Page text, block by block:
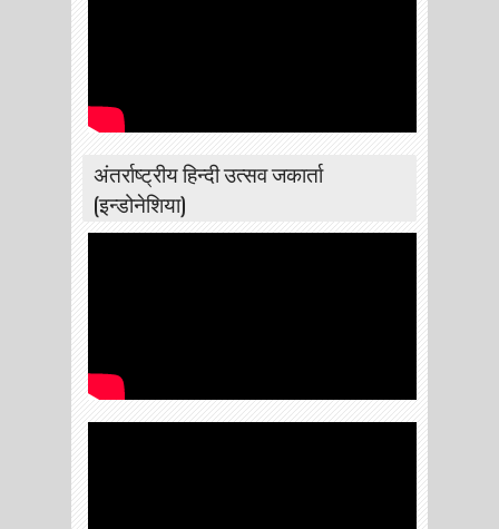
अंतर्राष्ट्रीय हिन्दी उत्सव जकार्ता
(इन्डोनेशिया)